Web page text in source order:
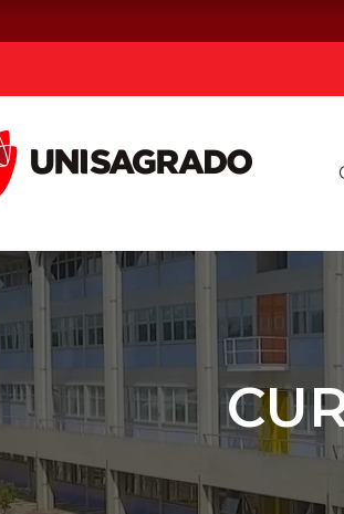
graduação e MBA
Duração